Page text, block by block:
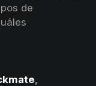
de
,